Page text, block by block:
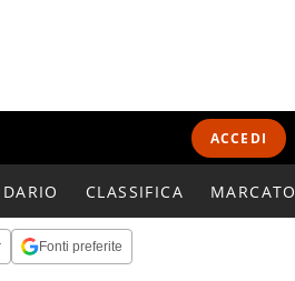
ACCEDI
CLASSIFICA
Fonti preferite